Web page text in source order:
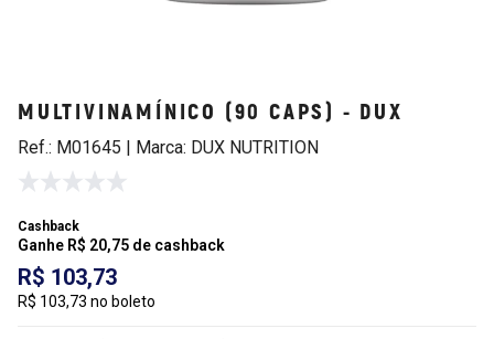
MULTIVINAMÍNICO (90 CAPS) - DUX
Ref.: M01645 | Marca: DUX NUTRITION
Cashback
Ganhe R$ 20,75 de cashback
R$ 103,73
R$ 103,73 no boleto